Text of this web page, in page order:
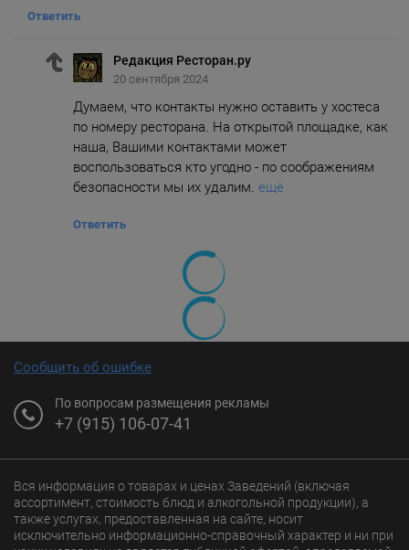
Ответить
Редакция Ресторан.ру
20 сентября 2024
Думаем, что контакты нужно оставить у хостеса
по номеру ресторана. На открытой площадке, как
наша, Вашими контактами может
воспользоваться кто угодно - по соображениям
безопасности мы их удалим. ещё
Ответить
Сообщить об ошибке
По вопросам размещения рекламы
+7 (915) 106-07-41
Вся информация о товарах и ценах Заведений (включая
ассортимент, стоимость блюд и алкогольной продукции), а
также услугах, предоставленная на сайте, носит
исключительно информационно-справочный характер и ни при